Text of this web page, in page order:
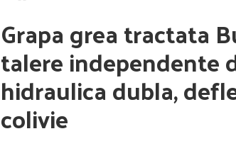
Grapa grea tractata
talere independente
hidraulica dubla,
colivie